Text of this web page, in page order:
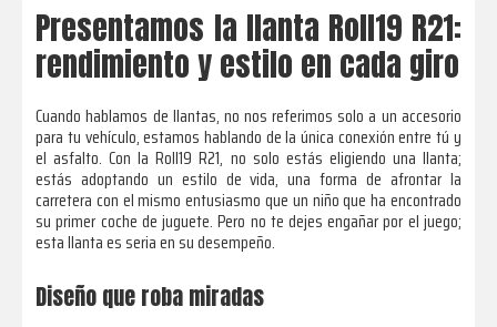
Presentamos la llanta Roll19 R21:
rendimiento y estilo en cada giro
Cuando hablamos de llantas, no nos referimos solo a un accesorio
para tu vehículo, estamos hablando de la única conexión entre tú y
el asfalto. Con la Roll19 R21, no solo estás eligiendo una llanta;
estás adoptando un estilo de vida, una forma de afrontar la
carretera con el mismo entusiasmo que un niño que ha encontrado
su primer coche de juguete. Pero no te dejes engañar por el juego;
esta llanta es seria en su desempeño.
Diseño que roba miradas